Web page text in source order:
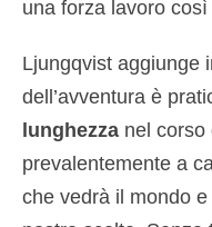
una forza lavoro così
Ljungqvist aggiunge
dell’avventura è
lunghezza nel corso
prevalentemente a
che vedrà il mondo e